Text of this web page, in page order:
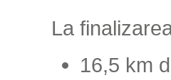
La
16,5 km